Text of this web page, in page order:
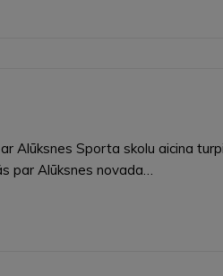
Alūksnes Sporta skolu aicina
par Alūksnes novada…